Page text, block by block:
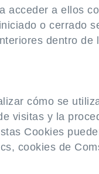
acceder a ellos
o cerrado
dentro de
cómo se
visitas y la
Cookies
cookies de